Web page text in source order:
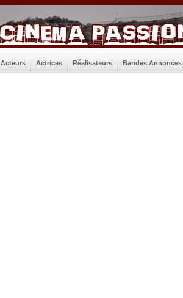
Acteurs Actrices Réalisateurs Bandes Annonces